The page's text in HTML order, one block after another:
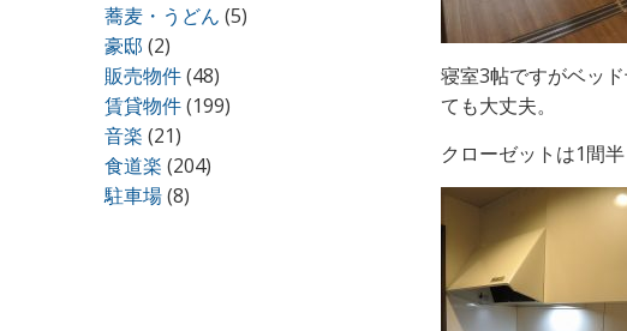
蕎麦・うどん (5)
豪邸 (2)
販売物件(48)
賃貸物件(199)
音楽 (21)
食道楽 (204)
駐車場(8)
寝室3帖ですがベッ
ても大丈夫。
クローゼットは1間